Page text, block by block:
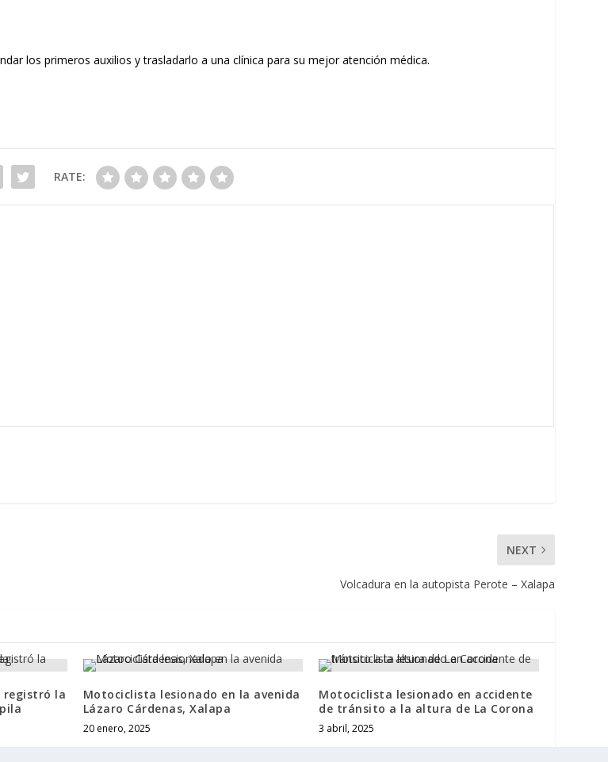
los primeros auxilios y trasladarlo a una clínica para su mejor atención médica.
RATE:
NEXT
Volcadura en la autopista Perote – Xalapa
registró la
Motociclista lesionado en la avenida
Lázaro Cárdenas, Xalapa
20 enero, 2025
Motociclista lesionado en accidente
de tránsito a la altura de La Corona
3 abril, 2025